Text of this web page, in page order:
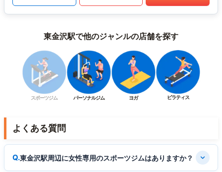
東金沢駅で他のジャンルの店舗を探す
スポーツジム パーソナルジム ヨガ ピラティス
よくある質問
東金沢駅周辺に女性専用のスポーツジムはありますか？